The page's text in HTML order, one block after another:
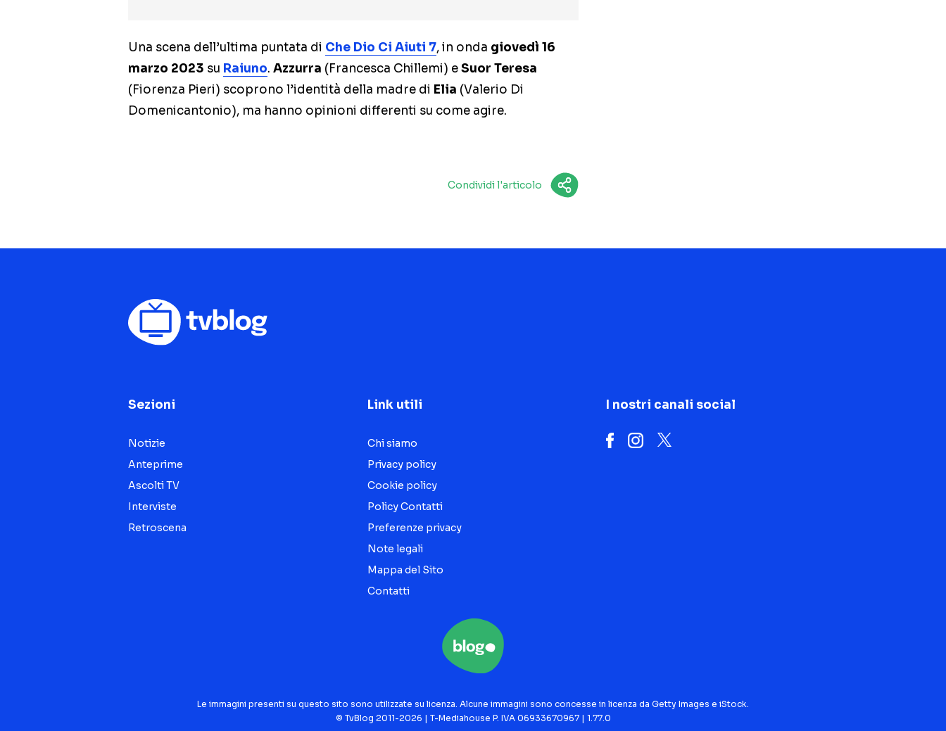
Una scena dell’ultima puntata di Che Dio Ci Aiuti 7, in onda giovedì 16
marzo 2023 su Raiuno. Azzurra (Francesca Chillemi) eSuor Teresa
(Fiorenza Pieri) scoprono l’identità della madre di Elia (Valerio Di
Domenicantonio), ma hanno opinioni differenti su come agire.
Condividi l'articolo
Sezioni
Notizie
Anteprime
Ascolti TV
Interviste
Retroscena
Link utili
Chi siamo
Privacy policy
Cookie policy
Policy Contatti
Preferenze privacy
Note legali
Mappa del Sito
Contatti
I nostri canali social
Le immagini presenti su questo sito sono utilizzate su licenza. Alcune immagini sono concesse in licenza da Getty Images e iStock.
© TvBlog 2011-2026 | T-Mediahouse P. IVA 06933670967 | 1.77.0